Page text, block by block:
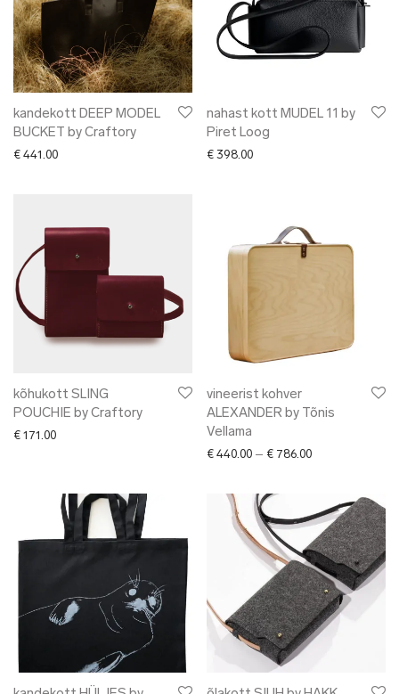
kandekott DEEP MODEL
BUCKET by Craftory
€ 441.00
nahast kott MUDEL 11 by
Piret Loog
€ 398.00
kõhukott SLING
POUCHIE by Craftory
€ 171.00
vineerist kohver
ALEXANDER by Tõnis
Vellama
€ 440.00 – € 786.00Price range: €